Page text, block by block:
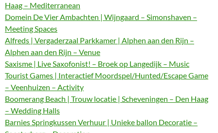
Haag – Mediterranean
Domein De Vier Ambachten | Wijngaard – Simonshaven –
Meeting Spaces
Alfreds | Vergaderzaal Parkkamer | Alphen aan den Rijn –
Alphen aan den Rijn – Venue
Saxisme | Live Saxofonist! – Broek op Langedijk – Music
Tourist Games | Interactief Moordspel/Hunted/Escape Game
– Veenhuizen – Activity
Boomerang Beach | Trouw locatie | Scheveningen – Den Haag
– Wedding Halls
Barnies Springkussen Verhuur | Unieke ballon Decoratie –